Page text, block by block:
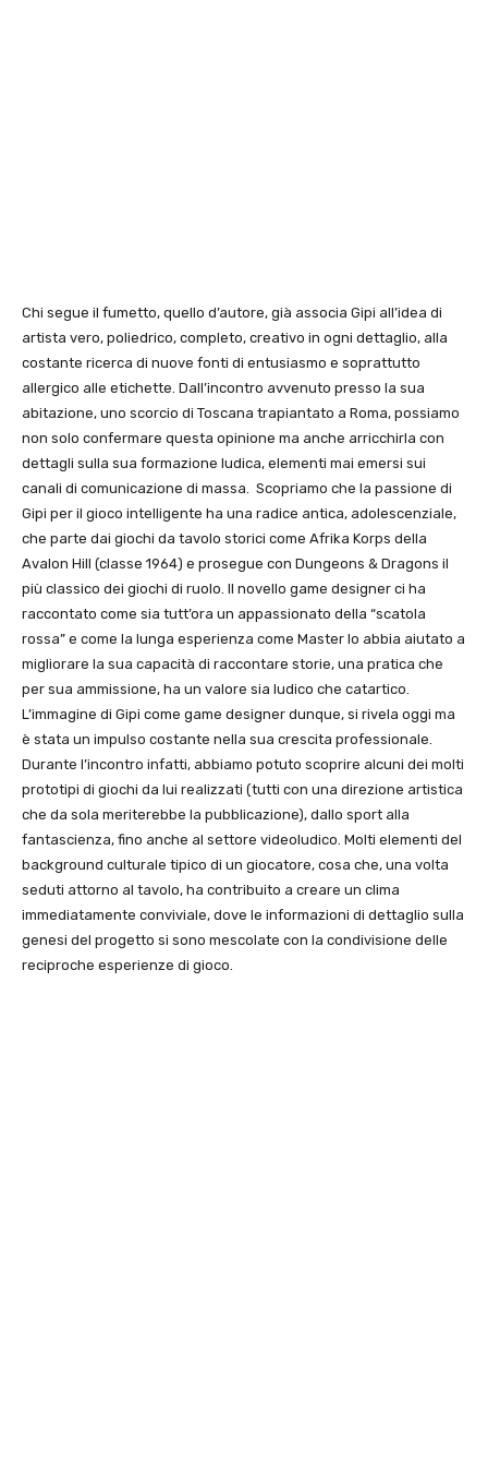
Chi segue il fumetto, quello d’autore, già associa Gipi all’idea di
artista vero, poliedrico, completo, creativo in ogni dettaglio, alla
costante ricerca di nuove fonti di entusiasmo e soprattutto
allergico alle etichette. Dall’incontro avvenuto presso la sua
abitazione, uno scorcio di Toscana trapiantato a Roma, possiamo
non solo confermare questa opinione ma anche arricchirla con
dettagli sulla sua formazione ludica, elementi mai emersi sui
canali di comunicazione di massa. Scopriamo che la passione di
Gipi per il gioco intelligente ha una radice antica, adolescenziale,
che parte dai giochi da tavolo storici come Afrika Korps della
Avalon Hill (classe 1964) e prosegue con Dungeons & Dragons il
più classico dei giochi di ruolo. Il novello game designer ci ha
raccontato come sia tutt’ora un appassionato della “scatola
rossa” e come la lunga esperienza come Master lo abbia aiutato a
migliorare la sua capacità di raccontare storie, una pratica che
per sua ammissione, ha un valore sia ludico che catartico.
L’immagine di Gipi come game designer dunque, si rivela oggi ma
è stata un impulso costante nella sua crescita professionale.
Durante l’incontro infatti, abbiamo potuto scoprire alcuni dei molti
prototipi di giochi da lui realizzati (tutti con una direzione artistica
che da sola meriterebbe la pubblicazione), dallo sport alla
fantascienza, fino anche al settore videoludico. Molti elementi del
background culturale tipico di un giocatore, cosa che, una volta
seduti attorno al tavolo, ha contribuito a creare un clima
immediatamente conviviale, dove le informazioni di dettaglio sulla
genesi del progetto si sono mescolate con la condivisione delle
reciproche esperienze di gioco.